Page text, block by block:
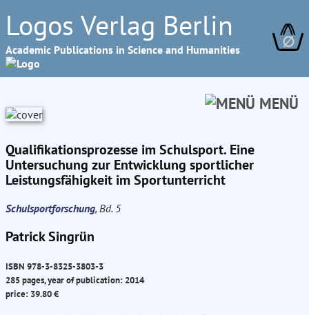
Logos Verlag Berlin
Academic Publications in Science and Humanities ∅
MENÜ
Qualifikationsprozesse im Schulsport. Eine
Untersuchung zur Entwicklung sportlicher
Leistungsfähigkeit im Sportunterricht
Schulsportforschung, Bd. 5
Patrick Singrün
ISBN 978-3-8325-3803-3
285 pages, year of publication: 2014
price: 39.80 €